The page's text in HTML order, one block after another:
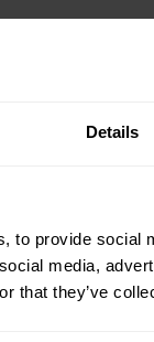
Details
to provide
media,
that they’ve
Bâtons de
Carbon
Expédition :